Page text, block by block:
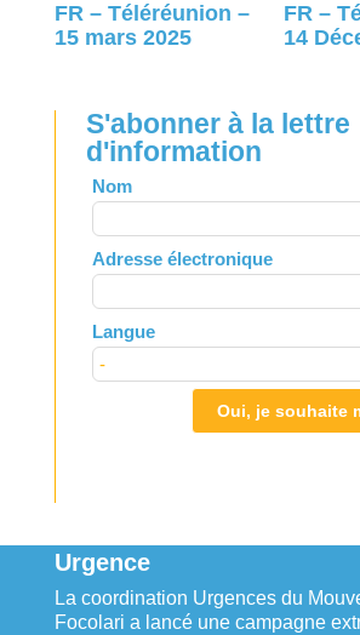
FR – Téléréunion –
15 mars 2025
FR –
14
S'abonner à la lettre
d'information
Leave
this
field
blank
Nom
Adresse électronique
Langue
Oui, je souhaite
Urgence
La coordination Urgences du
Focolari a lancé une campagne